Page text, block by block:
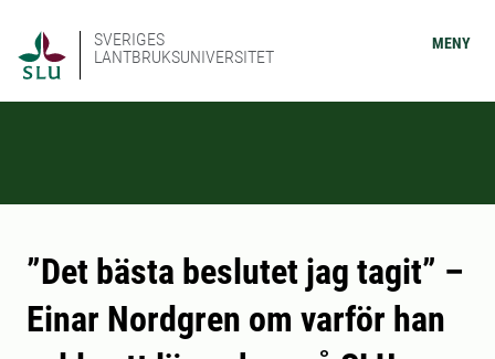
SVERIGES
LANTBRUKSUNIVERSITET
MENY
”Det bästa beslutet jag tagit” –
Einar Nordgren om varför han